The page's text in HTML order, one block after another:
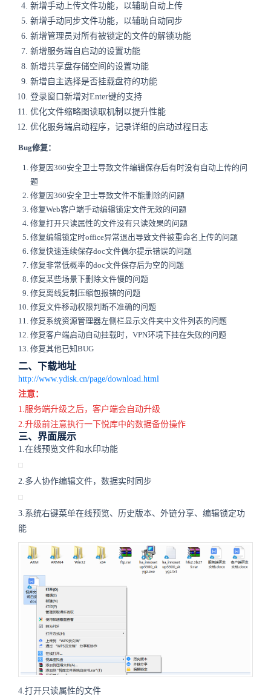
新增手动上传文件功能，以辅助自动上传
新增手动同步文件功能，以辅助自动同步
新增管理员对所有被锁定的文件的解锁功能
新增服务端自启动的设置功能
新增共享盘存储空间的设置功能
新增自主选择是否挂载盘符的功能
登录窗口新增对Enter键的支持
优化文件缩略图读取机制以提升性能
优化服务端启动程序，记录详细的启动过程日志
Bug修复：
修复因360安全卫士导致文件编辑保存后有时没有自动上传的问
题
修复因360安全卫士导致文件不能删除的问题
修复Web客户端手动编辑锁定文件无效的问题
修复打开只读属性的文件没有只读效果的问题
修复编辑锁定时office异常退出导致文件被重命名上传的问题
修复快速连续保存doc文件偶尔提示错误的问题
修复非常低概率的doc文件保存后为空的问题
修复某些场景下删除文件慢的问题
修复离线复制压缩包报错的问题
修复文件移动权限判断不准确的问题
修复系统资源管理器左侧栏显示文件夹中文件列表的问题
修复客户端启动自动挂载时，VPN环境下挂在失败的问题
修复其他已知BUG
二、下载地址
http://www.ydisk.cn/page/download.html
注意：
1.服务端升级之后，客户端会自动升级
2.升级前注意执行一下悦库中的数据备份操作
三、界面展示
1.在线预览文件和水印功能
2.多人协作编辑文件，数据实时同步
3.系统右键菜单在线预览、历史版本、外链分享、编辑锁定功
能
4.打开只读属性的文件